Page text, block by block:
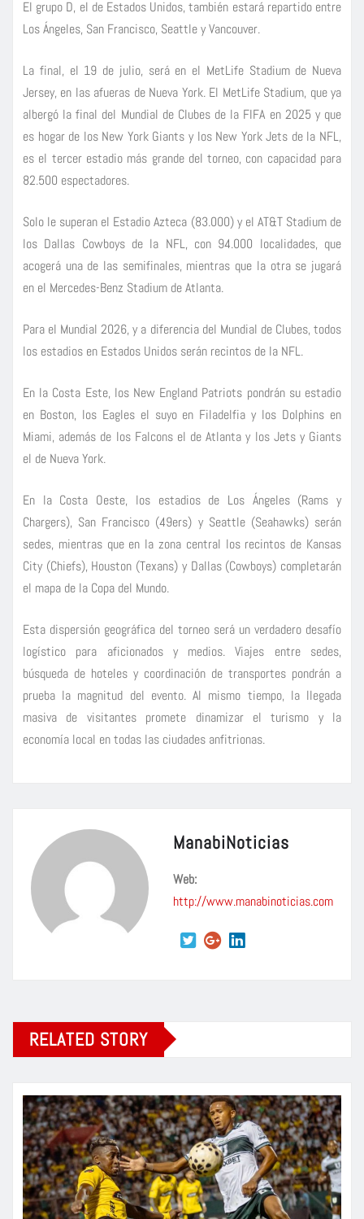
El grupo D, el de Estados Unidos, también estará repartido entre
Los Ángeles, San Francisco, Seattle y Vancouver.
La final, el 19 de julio, será en el MetLife Stadium de Nueva
Jersey, en las afueras de Nueva York. El MetLife Stadium, que ya
albergó la final del Mundial de Clubes de la FIFA en 2025 y que
es hogar de los New York Giants y los New York Jets de la NFL,
es el tercer estadio más grande del torneo, con capacidad para
82.500 espectadores.
Solo le superan el Estadio Azteca (83.000) y el AT&T Stadium de
los Dallas Cowboys de la NFL, con 94.000 localidades, que
acogerá una de las semifinales, mientras que la otra se jugará
en el Mercedes-Benz Stadium de Atlanta.
Para el Mundial 2026, y a diferencia del Mundial de Clubes, todos
los estadios en Estados Unidos serán recintos de la NFL.
En la Costa Este, los New England Patriots pondrán su estadio
en Boston, los Eagles el suyo en Filadelfia y los Dolphins en
Miami, además de los Falcons el de Atlanta y los Jets y Giants
el de Nueva York.
En la Costa Oeste, los estadios de Los Ángeles (Rams y
Chargers), San Francisco (49ers) y Seattle (Seahawks) serán
sedes, mientras que en la zona central los recintos de Kansas
City (Chiefs), Houston (Texans) y Dallas (Cowboys) completarán
el mapa de la Copa del Mundo.
Esta dispersión geográfica del torneo será un verdadero desafío
logístico para aficionados y medios. Viajes entre sedes,
búsqueda de hoteles y coordinación de transportes pondrán a
prueba la magnitud del evento. Al mismo tiempo, la llegada
masiva de visitantes promete dinamizar el turismo y la
economía local en todas las ciudades anfitrionas.
ManabiNoticias
Web:
http://www.manabinoticias.com
RELATED STORY